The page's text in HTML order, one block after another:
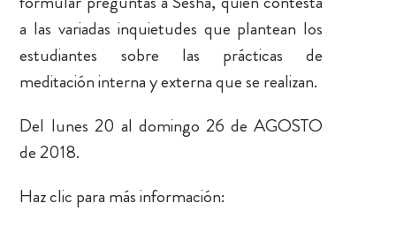
a las variadas inquietudes que plantean los
estudiantes sobre las prácticas de
meditación interna y externa que se realizan.
Del lunes 20 al domingo 26 de AGOSTO
de 2018.
Haz clic para más información: